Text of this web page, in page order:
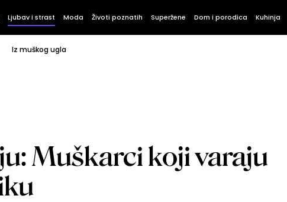
Ljubav i strast Moda Životi poznatih Superžene Dom i porodica Kuhinja
Iz muškog ugla
Muškarci koji varaju